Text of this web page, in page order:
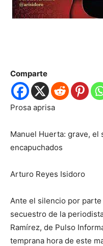
Comparte
Prosa aprisa
Manuel Huerta: grave, el
encapuchados
Arturo Reyes Isidoro
Ante el silencio por
secuestro de la
Ramírez, de Pulso
temprana hora de este